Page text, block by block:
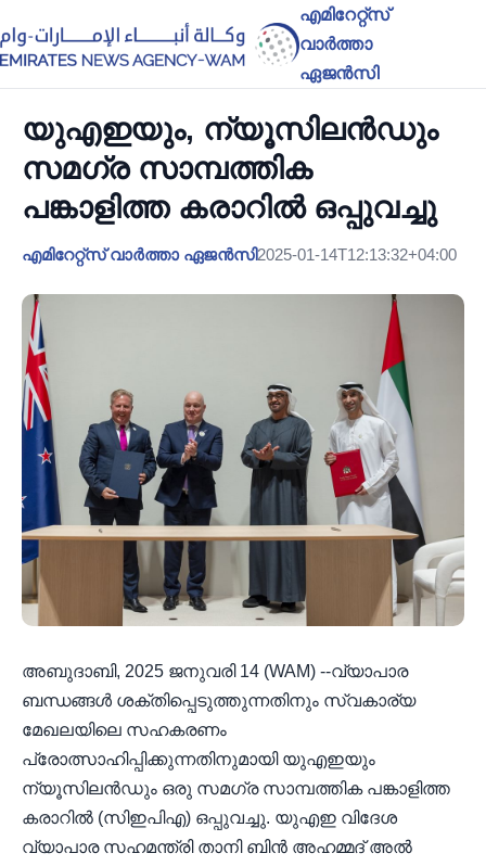
എമിറേറ്റ്സ്
വാർത്താ
ഏജൻസി
യുഎഇയും, ന്യൂസിലൻഡും
സമഗ്ര സാമ്പത്തിക
പങ്കാളിത്ത കരാറിൽ ഒപ്പുവച്ചു
എമിറേറ്റ്സ് വാർത്താ ഏജൻസി2025-01-14T12:13:32+04:00
അബുദാബി, 2025 ജനുവരി 14 (WAM) --വ്യാപാര
ബന്ധങ്ങൾ ശക്തിപ്പെടുത്തുന്നതിനും സ്വകാര്യ
മേഖലയിലെ സഹകരണം
പ്രോത്സാഹിപ്പിക്കുന്നതിനുമായി യുഎഇയും
ന്യൂസിലൻഡും ഒരു സമഗ്ര സാമ്പത്തിക പങ്കാളിത്ത
കരാറിൽ (സിഇപിഎ) ഒപ്പുവച്ചു. യുഎഇ വിദേശ
വ്യാപാര സഹമന്ത്രി താനി ബിൻ അഹമ്മദ് അൽ